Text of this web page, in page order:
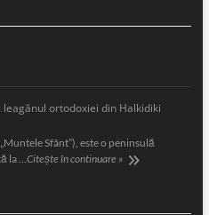
leagănul ortodoxiei din Halkidiki
Sfânt”), este o peninsulă
la … Citește în continuare »